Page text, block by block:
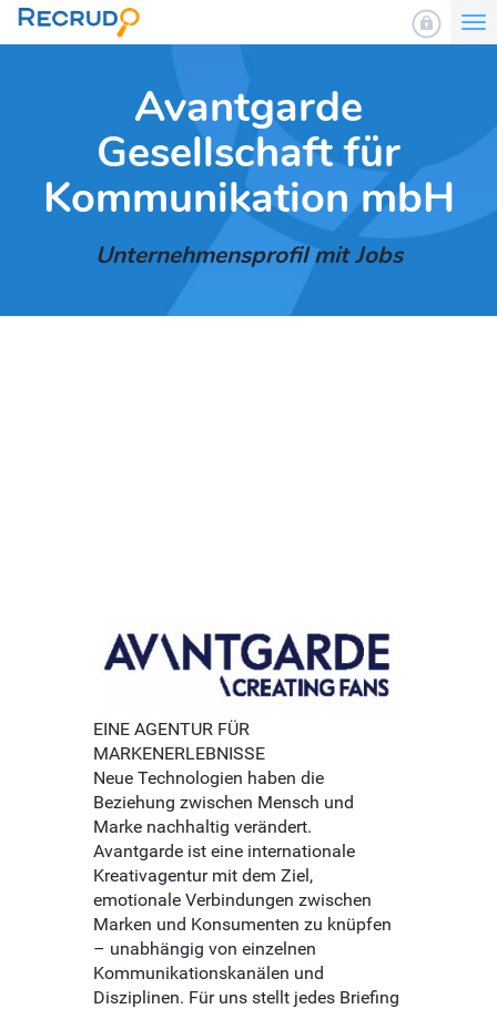
Avantgarde
Gesellschaft für
Kommunikation mbH
Unternehmensprofil mit Jobs
EINE AGENTUR FÜR
MARKENERLEBNISSE
Neue Technologien haben die
Beziehung zwischen Mensch und
Marke nachhaltig verändert.
Avantgarde ist eine internationale
Kreativagentur mit dem Ziel,
emotionale Verbindungen zwischen
Marken und Konsumenten zu knüpfen
– unabhängig von einzelnen
Kommunikationskanälen und
Disziplinen. Für uns stellt jedes Briefing